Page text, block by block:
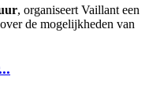
, organiseert Vaillant een
de mogelijkheden van